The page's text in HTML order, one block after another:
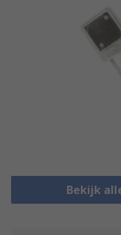
Bekijk